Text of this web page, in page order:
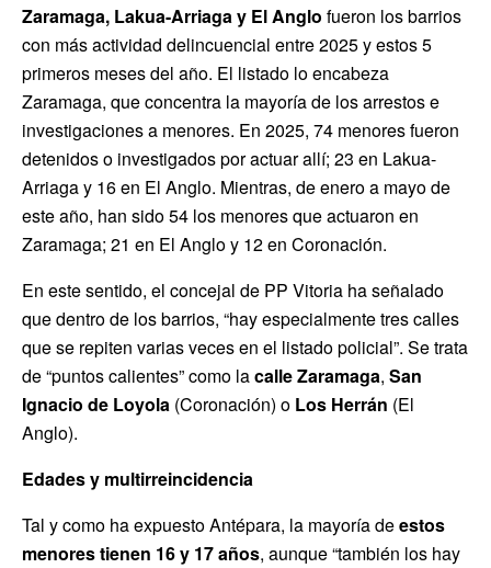
Zaramaga, Lakua-Arriaga y El Anglo fueron los barrios
con más actividad delincuencial entre 2025 y estos 5
primeros meses del año. El listado lo encabeza
Zaramaga, que concentra la mayoría de los arrestos e
investigaciones a menores. En 2025, 74 menores fueron
detenidos o investigados por actuar allí; 23 en Lakua-
Arriaga y 16 en El Anglo. Mientras, de enero a mayo de
este año, han sido 54 los menores que actuaron en
Zaramaga; 21 en El Anglo y 12 en Coronación.
En este sentido, el concejal de PP Vitoria ha señalado
que dentro de los barrios, “hay especialmente tres calles
que se repiten varias veces en el listado policial”. Se trata
de “puntos calientes” como lacalle Zaramaga, San
Ignacio de Loyola (Coronación) o Los Herrán (El
Anglo).
Edades y multirreincidencia
Tal y como ha expuesto Antépara, la mayoría deestos
menores tienen 16 y 17 años, aunque “también los hay